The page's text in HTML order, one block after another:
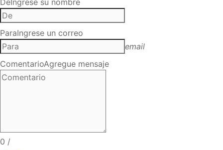
ParaIngrese un correo
email
ComentarioAgregue mensaje
0 /